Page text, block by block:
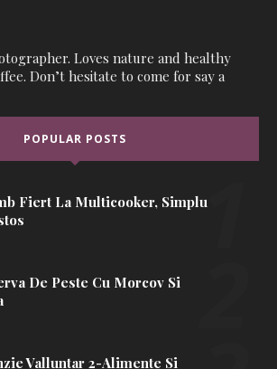
Loves nature and healthy
Don’t hesitate to come for say a
POPULAR POSTS
Fiert La Multicooker, Simplu
De Peste Cu Morcov Si
Valluntar 2-Alimente Si